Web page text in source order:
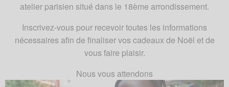
atelier parisien situé dans le 18ème arrondissement.
Inscrivez-vous pour recevoir toutes les informations
nécessaires afin de finaliser vos cadeaux de Noël et de
vous faire plaisir.
Nous vous attendons